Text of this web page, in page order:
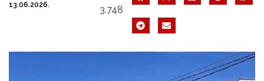
13.06.2026.
3.748